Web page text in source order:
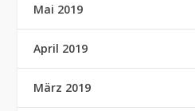
Mai 2019
April 2019
März 2019